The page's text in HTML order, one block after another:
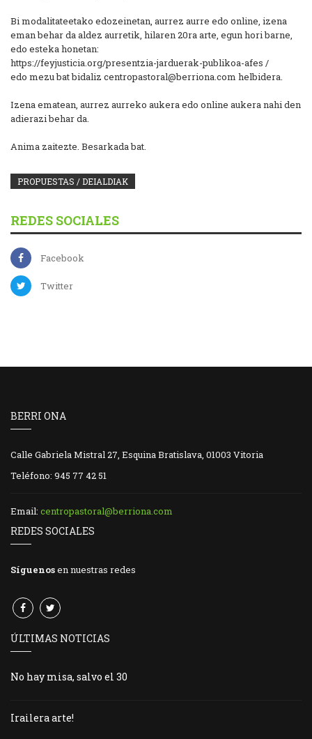
Bi modalitateetako edozeinetan, aurrez aurre edo online, izena
eman behar da aldez aurretik, hilaren 20ra arte, egun hori barne,
edo esteka honetan:
https://feyjusticia.org/presentzia-jarduerak-publikoa-afes /
edo mezu bat bidaliz centropastoral@berriona.com helbidera.
Izena ematean, aurrez aurreko aukera edo online aukera nahi den
adierazi behar da.
Anima zaitezte. Besarkada bat.
PROPUESTAS / DEIALDIAK
REDES SOCIALES
Facebook
Twitter
BERRI ONA
Calle Gabriela Mistral 27, Esquina Bratislava, 01003 Vitoria
Teléfono: 945 77 42 51
Email: centropastoral@berriona.com
REDES SOCIALES
Síguenosen nuestras redes
ÚLTIMAS NOTICIAS
No hay misa, salvo el 30
Irailera arte!